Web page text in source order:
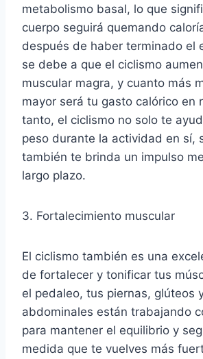
metabolismo basal, lo que
cuerpo seguirá quemando
después de haber terminado el
se debe a que el ciclismo
muscular magra, y cuanto más
mayor será tu gasto calórico en
tanto, el ciclismo no solo te
peso durante la actividad en sí,
también te brinda un impulso
largo plazo.
3. Fortalecimiento muscular
El ciclismo también es una
de fortalecer y tonificar tus
el pedaleo, tus piernas, glúteos
abdominales están trabajando
para mantener el equilibrio y
medida que te vuelves más